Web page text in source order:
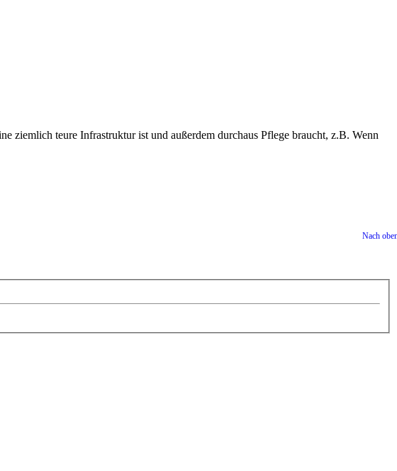
ziemlich teure Infrastruktur ist und außerdem durchaus Pflege braucht, z.B. Wenn
Nach